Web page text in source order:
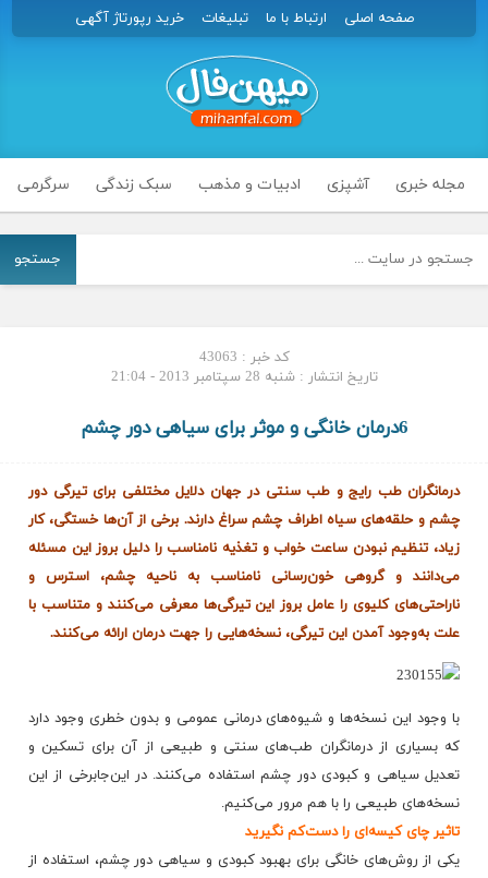
صفحه اصلی ارتباط با ما تبلیغات خرید رپورتاژ آگهی
مجله خبری آشپزی ادبیات و مذهب سبک زندگی سرگرمی
جستجو
کد خبر : 43063
تاریخ انتشار : شنبه 28 سپتامبر 2013 - 21:04
6درمان خانگی و موثر برای سیاهی دور چشم
درمانگران طب رایج و طب سنتی در جهان دلایل مختلفی برای تیرگی دور
چشم و حلقه‌های سیاه اطراف چشم سراغ دارند. برخی از آن‌ها خستگی، كار
زیاد، تنظیم نبودن ساعت خواب و تغذیه نامناسب را دلیل بروز این مسئله
می‌دانند و گروهی خون‌رسانی نامناسب به ناحیه چشم، استرس و
ناراحتی‌های كلیوی را عامل بروز این تیرگی‌ها معرفی می‌كنند و متناسب با
علت به‌وجود آمدن این تیرگی، نسخه‌هایی را جهت درمان ارائه می‌كنند.
با وجود این نسخه‌ها و شیوه‌های درمانی عمومی و بدون خطری وجود دارد
كه بسیاری از درمانگران طب‌های سنتی و طبیعی از آن برای تسكین و
تعدیل سیاهی و كبودی دور چشم استفاده می‌كنند. در این‌جابرخی از این
نسخه‌های طبیعی را با هم مرور می‌كنیم.
تاثیر چای كیسه‌ای را دست‌كم نگیرید
یكی از روش‌های خانگی برای بهبود كبودی و سیاهی دور چشم، استفاده از